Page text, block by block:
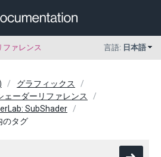
ファレンス 言語: 日本語
グラフィックス
ェーダーリファレンス
SubShader
のタグ